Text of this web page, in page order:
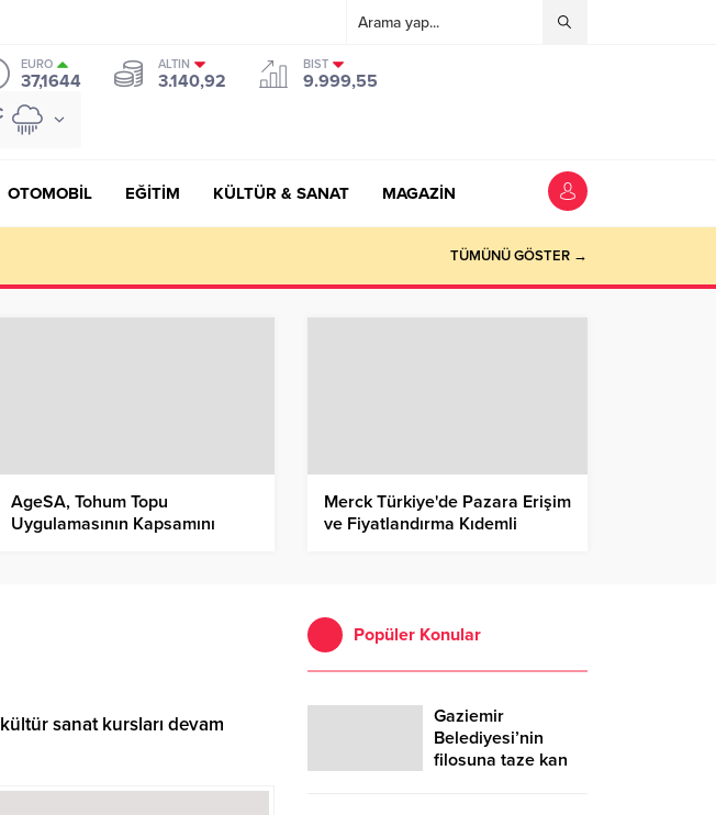
EURO
37,1644
ALTIN
3.140,92
BIST
9.999,55
OTOMOBİL EĞİTİM KÜLTÜR & SANAT MAGAZİN
TÜMÜNÜ GÖSTER →
AgeSA, Tohum Topu
Uygulamasının Kapsamını
Merck Türkiye'de Pazara Erişim
ve Fiyatlandırma Kıdemli
sanat kursları devam
Popüler Konular
Gaziemir
Belediyesi’nin
filosuna taze kan